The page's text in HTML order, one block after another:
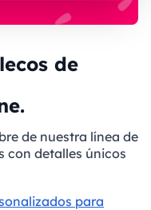
de
de nuestra línea de
con detalles únicos
para